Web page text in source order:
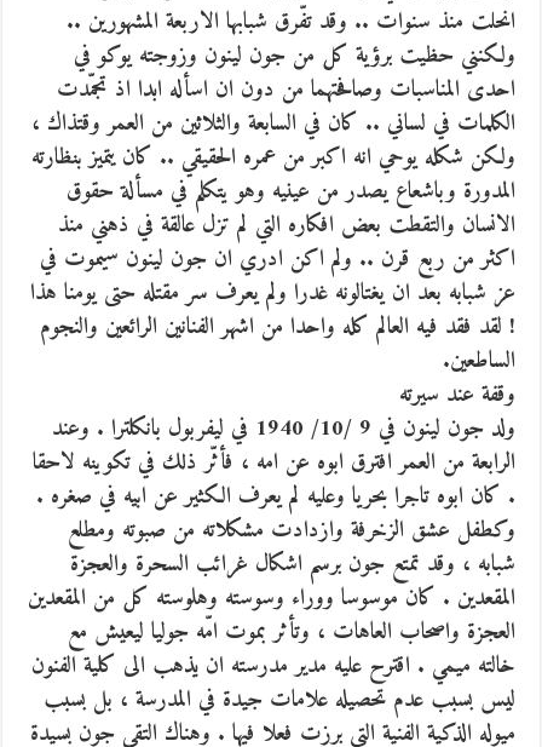
انحلت منذ سنوات .. وقد تفّرق شبابها الاربعة المشهورين ..
ولكنني حظيت برؤية كل من جون لينون وزوجته يوكو في
احدى المناسبات وصافحتهما من دون ان اسأله ابدا اذ تجمّدت
الكلمات في لساني .. كان في السابعة والثلاثين من العمر وقتذاك ،
ولكن شكله يوحي انه اكبر من عمره الحقيقي .. كان يتميز بنظارته
المدورة وباشعاع يصدر من عينيه وهو يتكلم في مسألة حقوق
الانسان والتقطت بعض افكاره التي لم تزل عالقة في ذهني منذ
اكثر من ربع قرن .. ولم اكن ادري ان جون لينون سيموت في
عز شبابه بعد ان يغتالونه غدرا ولم يعرف سر مقتله حتى يومنا هذا
! لقد فقد فيه العالم كله واحدا من اشهر الفنانين الرائعين والنجوم
الساطعين.
وقفة عند سيرته
ولد جون لينون في 9 /10/ 1940 في ليفربول بانكلترا . وعند
الرابعة من العمر افترق ابوه عن امه ، فأثّر ذلك في تكوينه لاحقا
. كان ابوه تاجرا بحريا وعليه لم يعرف الكثير عن ابيه في صغره .
وكطفل عشق الزخرفة وازدادت مشكلاته من صبوته ومطلع
شبابه ، وقد تمتع جون برسم اشكال غرائب السحرة والعجزة
المقعدين . كان موسوسا ووراء وسوسته وهلوسته كل من المقعدين
العجزة واصحاب العاهات ، وتأثر بموت امّه جوليا ليعيش مع
خالته ميمي . اقترح عليه مدير مدرسته ان يذهب الى كلية الفنون
ليس بسبب عدم تحصيله علامات جيدة في المدرسة ، بل بسبب
ميوله الذكية الفنية التي برزت فعلا فيها . وهناك التقى جون بسيدة